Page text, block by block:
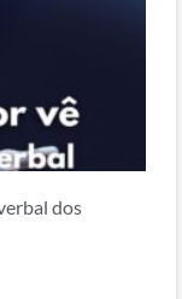
dos